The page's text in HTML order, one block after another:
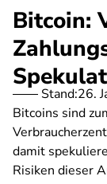
Bitcoin:
Stand:26.
Bitcoins sind
damit
Risiken dieser